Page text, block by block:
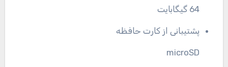
64 گیگابایت
پشتیبانی از کارت حافظه
microSD